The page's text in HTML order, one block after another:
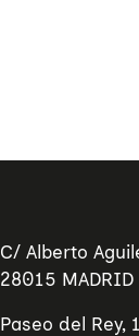
C/ Alberto
28015 MADRID
Paseo del Rey,